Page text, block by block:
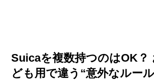
Suicaを複数持つのはOK？
ども用で違う“意外なルー